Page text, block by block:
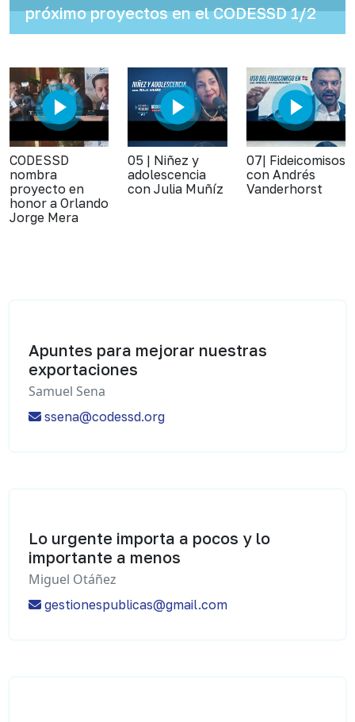
próximo proyectos en el CODESSD 1/2
CODESSD
nombra
proyecto en
honor a Orlando
Jorge Mera
05 | Niñez y
adolescencia
con Julia Muñíz
07| Fideicomisos
con Andrés
Vanderhorst
Apuntes para mejorar nuestras
exportaciones
Samuel Sena
ssena@codessd.org
Lo urgente importa a pocos y lo
importante a menos
Miguel Otáñez
gestionespublicas@gmail.com